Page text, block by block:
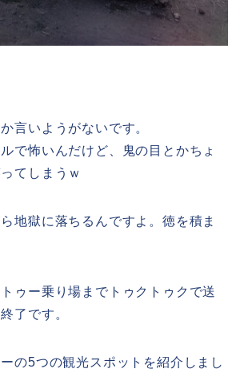
言いようがないです。
で怖いんだけど、鬼の目とかちょ
てしまうｗ
地獄に落ちるんですよ。徳を積ま
ゥー乗り場までトゥクトゥクで送
了です。
の5つの観光スポットを紹介しまし